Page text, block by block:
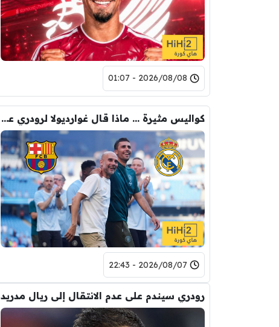
2026/08/08 - 01:07
كواليس مثيرة … ماذا قال غوارديولا لرودري عند استشارته عن ريال مدريد وبرشلونة
2026/08/07 - 22:43
رودري سيندم على عدم الانتقال إلى ريال مدريد